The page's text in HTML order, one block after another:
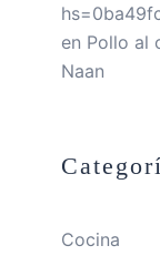
en Pollo al
Naan
Cocina